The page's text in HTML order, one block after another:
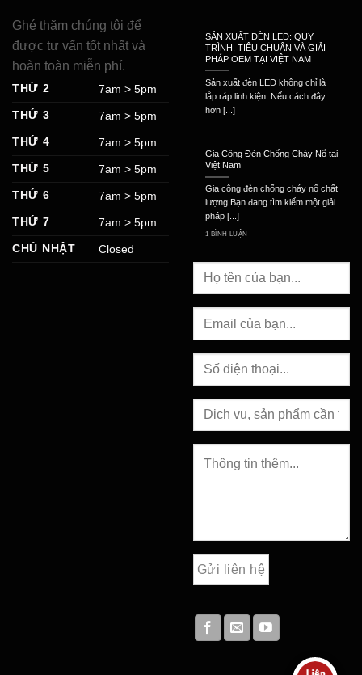
Ghé thăm chúng tôi để
được tư vấn tốt nhất và
hoàn toàn miễn phí.
THỨ 2
7am > 5pm
THỨ 3
7am > 5pm
THỨ 4
7am > 5pm
THỨ 5
7am > 5pm
THỨ 6
7am > 5pm
THỨ 7
7am > 5pm
CHỦ NHẬT
Closed
SẢN XUẤT ĐÈN LED: QUY
TRÌNH, TIÊU CHUẨN VÀ GIẢI
PHÁP OEM TẠI VIỆT NAM
Sản xuất đèn LED không chỉ là
lắp ráp linh kiện Nếu cách đây
hơn [...]
Gia Công Đèn Chống Cháy Nổ tại
Việt Nam
Gia công đèn chống cháy nổ chất
lượng Bạn đang tìm kiếm một giải
pháp [...]
1 BÌNH LUẬN